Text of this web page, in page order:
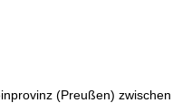
(Preußen) zwischen